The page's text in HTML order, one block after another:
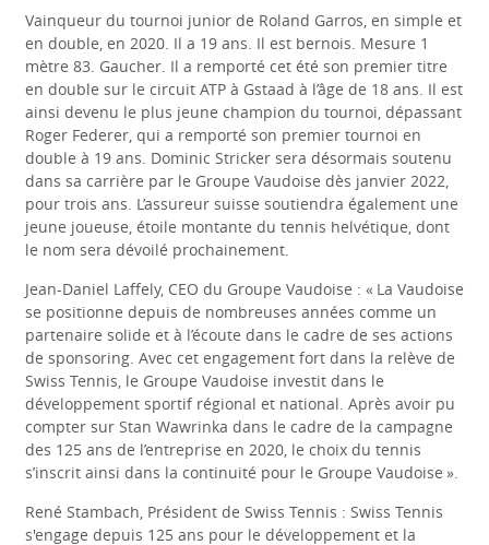
Vainqueur du tournoi junior de Roland Garros, en simple et
en double, en 2020. Il a 19 ans. Il est bernois. Mesure 1
mètre 83. Gaucher. Il a remporté cet été son premier titre
en double sur le circuit ATP à Gstaad à l’âge de 18 ans. Il est
ainsi devenu le plus jeune champion du tournoi, dépassant
Roger Federer, qui a remporté son premier tournoi en
double à 19 ans. Dominic Stricker sera désormais soutenu
dans sa carrière par le Groupe Vaudoise dès janvier 2022,
pour trois ans. L’assureur suisse soutiendra également une
jeune joueuse, étoile montante du tennis helvétique, dont
le nom sera dévoilé prochainement.
Jean-Daniel Laffely, CEO du Groupe Vaudoise : « La Vaudoise
se positionne depuis de nombreuses années comme un
partenaire solide et à l’écoute dans le cadre de ses actions
de sponsoring. Avec cet engagement fort dans la relève de
Swiss Tennis, le Groupe Vaudoise investit dans le
développement sportif régional et national. Après avoir pu
compter sur Stan Wawrinka dans le cadre de la campagne
des 125 ans de l’entreprise en 2020, le choix du tennis
s’inscrit ainsi dans la continuité pour le Groupe Vaudoise ».
René Stambach, Président de Swiss Tennis : Swiss Tennis
s'engage depuis 125 ans pour le développement et la